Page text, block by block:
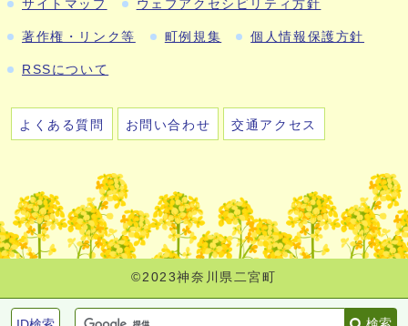
サイトマップ ウェブアクセシビリティ方針
著作権・リンク等 町例規集 個人情報保護方針
RSSについて
よくある質問 お問い合わせ 交通アクセス
©2023神奈川県二宮町